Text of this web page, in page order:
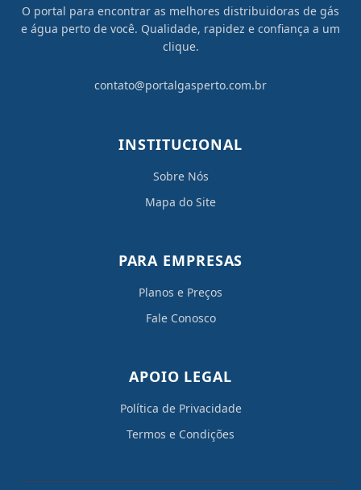
O portal para encontrar as melhores distribuidoras de gás
e água perto de você. Qualidade, rapidez e confiança a um
clique.
contato@portalgasperto.com.br
INSTITUCIONAL
Sobre Nós
Mapa do Site
PARA EMPRESAS
Planos e Preços
Fale Conosco
APOIO LEGAL
Política de Privacidade
Termos e Condições